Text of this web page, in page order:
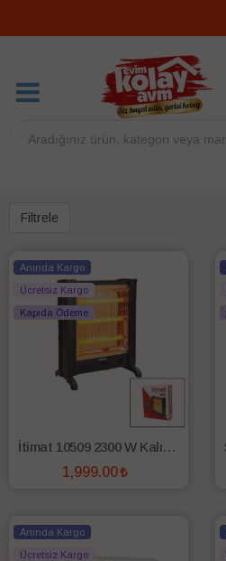
Filtrele
Anında Kargo
Ücretsiz Kargo
Kapıda Ödeme
İtimat 10509 2300 W Kalın Flament Elektrikli Isıtıcı
1,999.00
Anında Kargo
Ücretsiz Kargo